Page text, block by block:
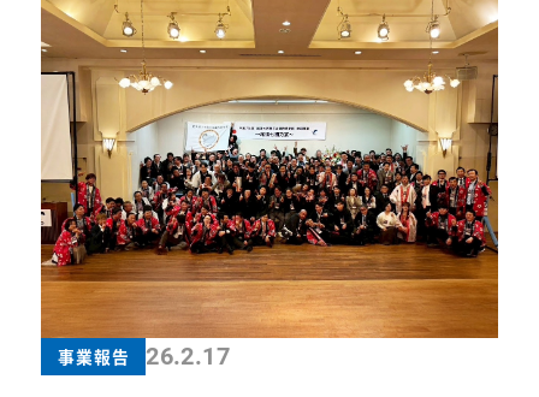
鑽」「自己実現」「楽しさ」「苦しさ」「笑い」
「汗」「涙」「感動」…まずは見学だけでも大歓
迎です。お気軽にご連絡ください！ 春日井商工会
議所青年部事務局TEL：0568-81-4141みなさまの
ご参加を心よりお待ちしています！
絡ください！ 春日井商工会議所青年部事務局
TEL：0568-81-4141みなさまのご参加を心よりお
待ちしています！
して仲間とともに歩んだ時間の重みが伝わり、会
場は温かな感動に包まれました。 修了式後には、
次年度委員長予定者によるプレゼンテーションを
実施しました。 各委員長が、自身の担当委員会の
事業方針や具体的な取り組み内容、そして次年度
にかける熱い想いを力強く発表していただきまし
た。春日井商工会議所青年部のさらなる発展に向
けたビジョンと覚悟が示される時間となりまし
た。 修了生の新たな門出と、次年度体制のスター
事業報告 26.2.17